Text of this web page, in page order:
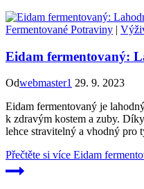
Fermentované Potraviny |
Eidam fermentovaný:
Odwebmaster1 29. 9. 2023
Eidam fermentovaný je
k zdravým kostem a zuby.
lehce stravitelný a vhodný pro
Přečtěte si více Eidam